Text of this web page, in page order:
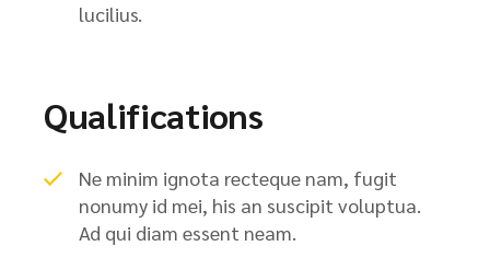
lucilius.
Qualifications
Ne minim ignota recteque nam, fugit
nonumy id mei, his an suscipit voluptua.
Ad qui diam essent neam.